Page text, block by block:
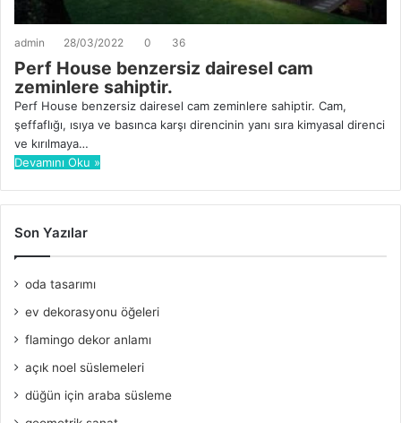
admin 28/03/2022 0 36
Perf House benzersiz dairesel cam
zeminlere sahiptir.
Perf House benzersiz dairesel cam zeminlere sahiptir. Cam,
şeffaflığı, ısıya ve basınca karşı direncinin yanı sıra kimyasal direnci
ve kırılmaya…
Devamını Oku »
Son Yazılar
oda tasarımı
ev dekorasyonu öğeleri
flamingo dekor anlamı
açık noel süslemeleri
düğün için araba süsleme